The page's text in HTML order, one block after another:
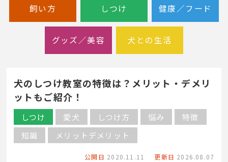
飼い方 しつけ 健康／フード
グッズ／美容 犬との生活
犬のしつけ教室の特徴は？メリット・デメリ
ットもご紹介！
しつけ 愛犬 しつけ方 悩み
特徴
知識
メリットデメリット
公開日 2020.11.11 更新日 2026.08.07